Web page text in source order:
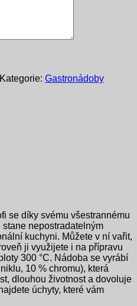
Kategorie: Gastronádoby
se díky svému všestrannému
nepostradatelným
kuchyni. Můžete v ní vařit,
ji využijete i na přípravu
300 °C. Nádoba se vyrábí
10 % chromu), která
dlouhou životnost a dovoluje
úchyty, které vám